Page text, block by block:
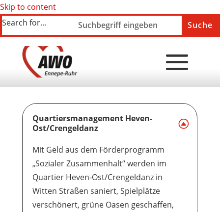
Skip to content
Search for...
Quartiersmanagement Heven-
Ost/Crengeldanz
Mit Geld aus dem Förderprogramm
„Sozialer Zusammenhalt“ werden im
Quartier Heven-Ost/Crengeldanz in
Witten Straßen saniert, Spielplätze
verschönert, grüne Oasen geschaffen,